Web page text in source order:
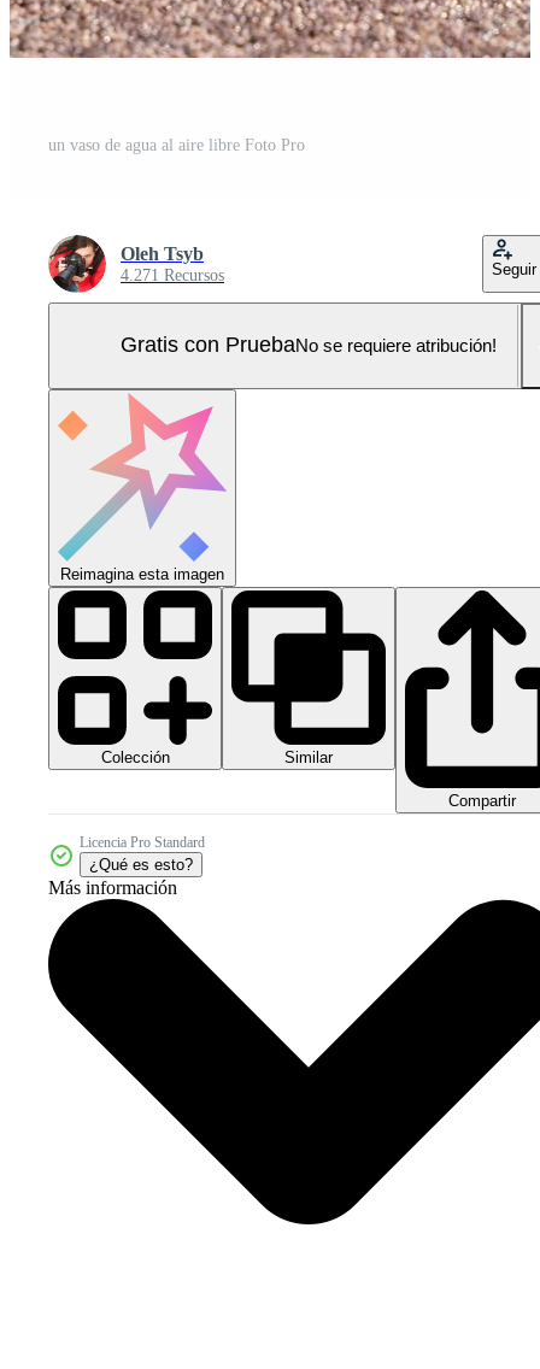
un vaso de agua al aire libre Foto Pro
Oleh Tsyb
4.271 Recursos Seguir
Gratis con PruebaNo se requiere atribución!
Reimagina esta imagen
Colección Similar
Compartir
Licencia Pro Standard
¿Qué es esto?
Más información